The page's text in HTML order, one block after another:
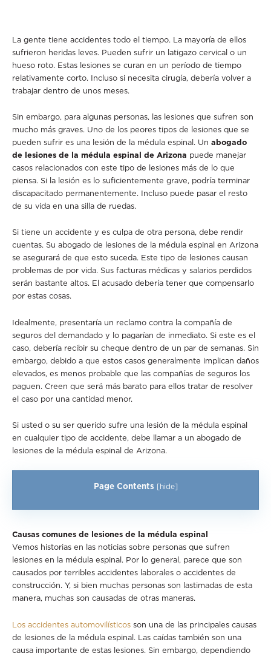
La gente tiene accidentes todo el tiempo. La mayoría de ellos
sufrieron heridas leves. Pueden sufrir un latigazo cervical o un
hueso roto. Estas lesiones se curan en un período de tiempo
relativamente corto. Incluso si necesita cirugía, debería volver a
trabajar dentro de unos meses.
Sin embargo, para algunas personas, las lesiones que sufren son
mucho más graves. Uno de los peores tipos de lesiones que se
pueden sufrir es una lesión de la médula espinal. Un abogado
de lesiones de la médula espinal de Arizona puede manejar
casos relacionados con este tipo de lesiones más de lo que
piensa. Si la lesión es lo suficientemente grave, podría terminar
discapacitado permanentemente. Incluso puede pasar el resto
de su vida en una silla de ruedas.
Si tiene un accidente y es culpa de otra persona, debe rendir
cuentas. Su abogado de lesiones de la médula espinal en Arizona
se asegurará de que esto suceda. Este tipo de lesiones causan
problemas de por vida. Sus facturas médicas y salarios perdidos
serán bastante altos. El acusado debería tener que compensarlo
por estas cosas.
Idealmente, presentaría un reclamo contra la compañía de
seguros del demandado y lo pagarían de inmediato. Si este es el
caso, debería recibir su cheque dentro de un par de semanas. Sin
embargo, debido a que estos casos generalmente implican daños
elevados, es menos probable que las compañías de seguros los
paguen. Creen que será más barato para ellos tratar de resolver
el caso por una cantidad menor.
Si usted o su ser querido sufre una lesión de la médula espinal
en cualquier tipo de accidente, debe llamar a un abogado de
lesiones de la médula espinal de Arizona.
Page Contents [hide]
Causas comunes de lesiones de la médula espinal
Vemos historias en las noticias sobre personas que sufren
lesiones en la médula espinal. Por lo general, parece que son
causados ​​por terribles accidentes laborales o accidentes de
construcción. Y, si bien muchas personas son lastimadas de esta
manera, muchas son causadas de otras maneras.
Los accidentes automovilísticos son una de las principales causas
de lesiones de la médula espinal. Las caídas también son una
causa importante de estas lesiones. Sin embargo, dependiendo